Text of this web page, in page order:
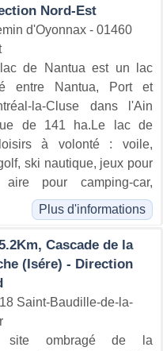
Nord-Est
d'Oyonnax - 01460
de Nantua est un lac
entre Nantua, Port et
la-Cluse dans l'Ain
de 141 ha.Le lac de
à volonté : voile,
ski nautique, jeux pour
pour camping-car,
Plus d'informations
Cascade de la
(Isére) - Direction
Saint-Baudille-de-la-
site ombragé de la